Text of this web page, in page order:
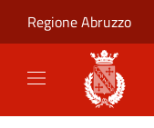
Regione Abruzzo